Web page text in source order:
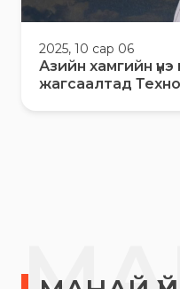
2025, 10 сар 06
Азийн хамгийн
жагсаалтад